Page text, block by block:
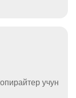
учун